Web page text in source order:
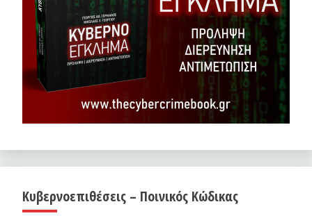
Κυβερνοεπιθέσεις – Ποινικός Κώδικας